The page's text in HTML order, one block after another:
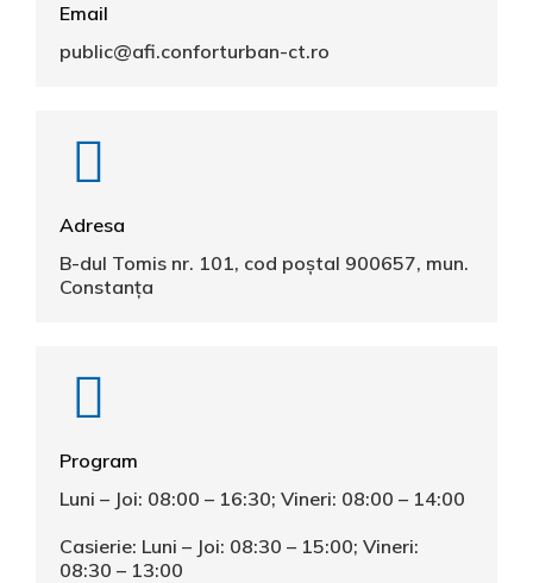
Email
public@afi.conforturban-ct.ro
Adresa
B-dul Tomis nr. 101, cod poștal 900657, mun.
Constanța
Program
Luni – Joi: 08:00 – 16:30; Vineri: 08:00 – 14:00
Casierie: Luni – Joi: 08:30 – 15:00; Vineri:
08:30 – 13:00